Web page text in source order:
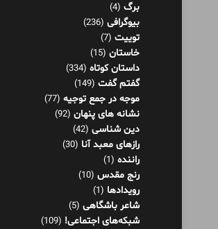
برگ (4)
بیوگرافی (236)
توییت (7)
خاستان (15)
داستان کوتاه (334)
گفتم گفت (149)
موجه در جمع توجیه (77)
نشانه های پنهان (92)
دین شناسی (42)
رازهای معبد آنا (30)
راننده (1)
رنج مقدس (10)
رویدادها (1)
شاعر باشگاهی (5)
شبکه‌های اجتماعی! (109)